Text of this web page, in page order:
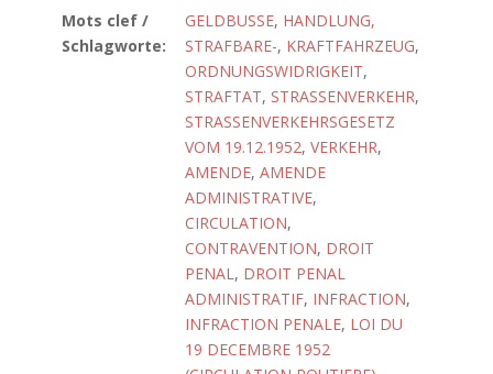
Mots clef /
Schlagworte:
GELDBUSSE, HANDLUNG,
STRAFBARE-, KRAFTFAHRZEUG,
ORDNUNGSWIDRIGKEIT,
STRAFTAT, STRASSENVERKEHR,
STRASSENVERKEHRSGESETZ
VOM 19.12.1952, VERKEHR,
AMENDE, AMENDE
ADMINISTRATIVE,
CIRCULATION,
CONTRAVENTION, DROIT
PENAL, DROIT PENAL
ADMINISTRATIF, INFRACTION,
INFRACTION PENALE, LOI DU
19 DECEMBRE 1952